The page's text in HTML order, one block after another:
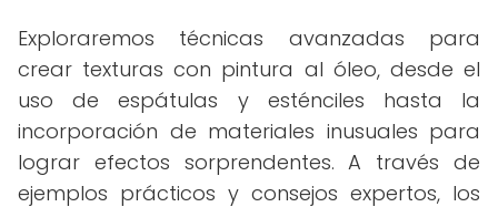
Exploraremos técnicas avanzadas para
crear texturas con pintura al óleo, desde el
uso de espátulas y esténciles hasta la
incorporación de materiales inusuales para
lograr efectos sorprendentes. A través de
ejemplos prácticos y consejos expertos, los